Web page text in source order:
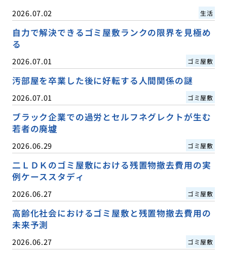
2026.07.02 生活
自力で解決できるゴミ屋敷ランクの限界を見極め
る
2026.07.01 ゴミ屋敷
汚部屋を卒業した後に好転する人間関係の謎
2026.07.01 ゴミ屋敷
ブラック企業での過労とセルフネグレクトが生む
若者の廃墟
2026.06.29 ゴミ屋敷
二ＬＤＫのゴミ屋敷における残置物撤去費用の実
例ケーススタディ
2026.06.27 ゴミ屋敷
高齢化社会におけるゴミ屋敷と残置物撤去費用の
未来予測
2026.06.27 ゴミ屋敷